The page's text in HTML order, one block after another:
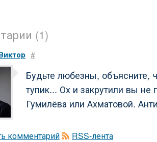
(1)
#
Будьте любезны, объясните,
тупик... Ох и закрутили вы
Гумилёва или Ахматовой.
комментарий
RSS-лента